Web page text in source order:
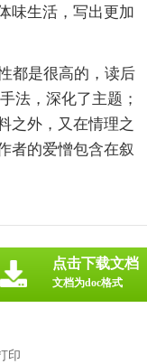
味生活，写出更加
都是很高的，读后
法，深化了主题；
之外，又在情理之
者的爱憎包含在叙
印
点击下载文档
文档为doc格式